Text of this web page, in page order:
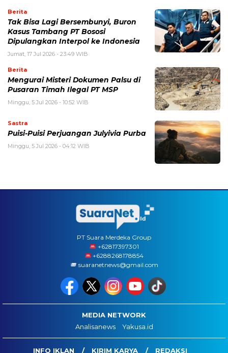
Berita
Tak Bisa Lagi Bersembunyi, Buron
Kasus Tambang PT Bososi
Dipulangkan Interpol ke Indonesia
Jumat, 17 Jul 2026 - 23:49 WIB
Berita
Mengurai Misteri Dokumen Palsu di
Pusaran Timah Ilegal PT MSP
Minggu, 5 Jul 2026 - 10:52 WIB
Sastra
Puisi-Puisi Perjuangan Julyivia Purba
Minggu, 5 Jul 2026 - 04:12 WIB
PT Suara Merdeka Group
‪+62817397301
+6288268178854
suaranetnews@gmail.com
MEDIA NETWORK
Analisanews
Yakusa.id
INFO IKLAN KIRIM KARYA REDAKSI